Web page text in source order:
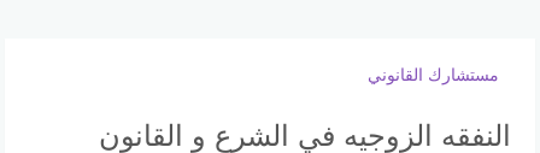
مستشارك القانوني
النفقه الزوجيه في الشرع و القانون